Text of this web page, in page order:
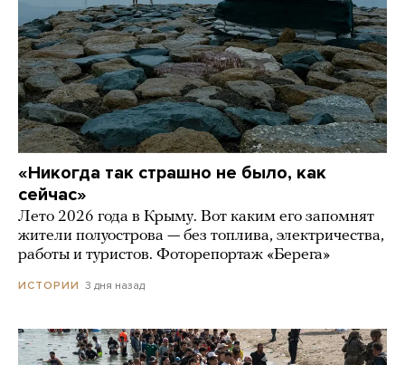
«Никогда так страшно не было, как
сейчас»
Лето 2026 года в Крыму. Вот каким его запомнят
жители полуострова — без топлива, электричества,
работы и туристов. Фоторепортаж «Берега»
ИСТОРИИ 3 дня назад